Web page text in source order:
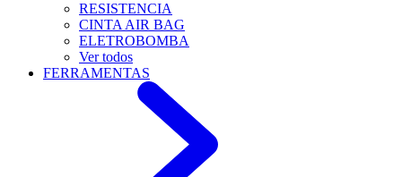
RESISTENCIA
CINTA AIR BAG
ELETROBOMBA
Ver todos
FERRAMENTAS